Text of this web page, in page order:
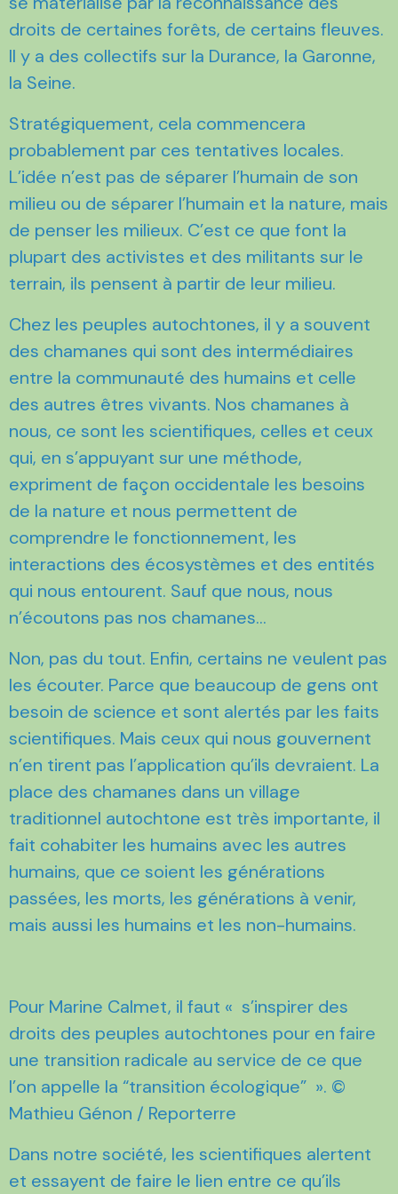
droits de certaines forêts, de certains fleuves.
Il y a des collectifs sur la Durance, la Garonne,
la Seine.
Stratégiquement, cela commencera
probablement par ces tentatives locales.
L’idée n’est pas de séparer l’humain de son
milieu ou de séparer l’humain et la nature, mais
de penser les milieux. C’est ce que font la
plupart des activistes et des militants sur le
terrain, ils pensent à partir de leur milieu.
Chez les peuples autochtones, il y a souvent
des chamanes qui sont des intermédiaires
entre la communauté des humains et celle
des autres êtres vivants. Nos chamanes à
nous, ce sont les scientifiques, celles et ceux
qui, en s’appuyant sur une méthode,
expriment de façon occidentale les besoins
de la nature et nous permettent de
comprendre le fonctionnement, les
interactions des écosystèmes et des entités
qui nous entourent. Sauf que nous, nous
n’écoutons pas nos chamanes…
Non, pas du tout. Enfin, certains ne veulent pas
les écouter. Parce que beaucoup de gens ont
besoin de science et sont alertés par les faits
scientifiques. Mais ceux qui nous gouvernent
n’en tirent pas l’application qu’ils devraient. La
place des chamanes dans un village
traditionnel autochtone est très importante, il
fait cohabiter les humains avec les autres
humains, que ce soient les générations
passées, les morts, les générations à venir,
mais aussi les humains et les non-humains.
Pour Marine Calmet, il faut « s’inspirer des
droits des peuples autochtones pour en faire
une transition radicale au service de ce que
l’on appelle la “transition écologique” ». ©
Mathieu Génon / Reporterre
Dans notre société, les scientifiques alertent
et essayent de faire le lien entre ce qu’ils